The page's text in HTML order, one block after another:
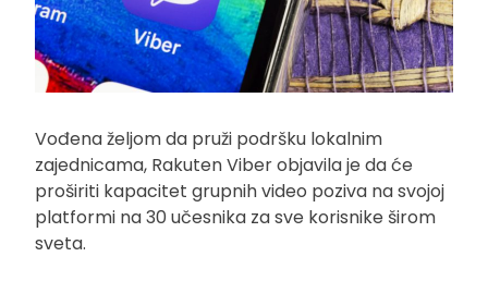
Vođena željom da pruži podršku lokalnim
zajednicama, Rakuten Viber objavila je da će
proširiti kapacitet grupnih video poziva na svojoj
platformi na 30 učesnika za sve korisnike širom
sveta.